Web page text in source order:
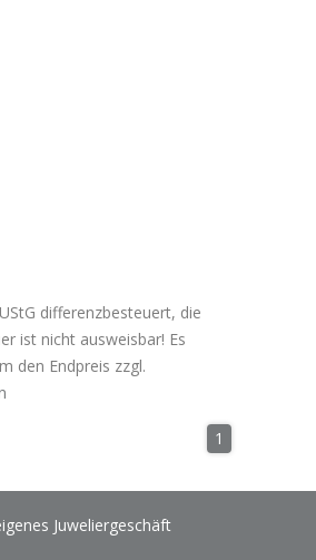
differenzbesteuert, die
ist nicht ausweisbar! Es
den Endpreis zzgl.
1
Juweliergeschäft